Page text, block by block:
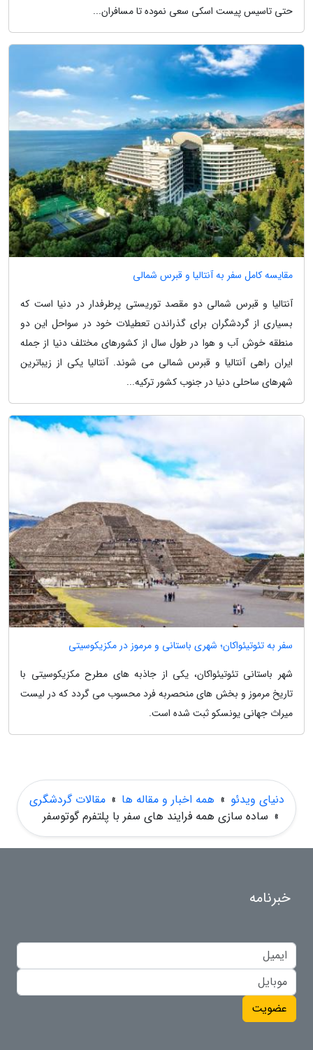
حتی تاسیس پیست اسکی سعی نموده تا مسافران...
مقایسه کامل سفر به آنتالیا و قبرس شمالی
آنتالیا و قبرس شمالی دو مقصد توریستی پرطرفدار در دنیا است که
بسیاری از گردشگران برای گذراندن تعطیلات خود در سواحل این دو
منطقه خوش آب و هوا در طول سال از کشورهای مختلف دنیا از جمله
ایران راهی آنتالیا و قبرس شمالی می شوند. آنتالیا یکی از زیباترین
شهرهای ساحلی دنیا در جنوب کشور ترکیه...
سفر به تئوتیئواکان؛ شهری باستانی و مرموز در مکزیکوسیتی
شهر باستانی تئوتیئواکان، یکی از جاذبه های مطرح مکزیکوسیتی با
تاریخ مرموز و بخش های منحصربه فرد محسوب می گردد که در لیست
میراث جهانی یونسکو ثبت شده است.
دنیای ویدئو » همه اخبار و مقاله ها » مقالات گردشگری
» ساده سازی همه فرایند های سفر با پلتفرم گوتوسفر
خبرنامه
عضویت